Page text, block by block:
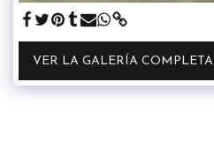
VER LA GALERÍA COMPLETA